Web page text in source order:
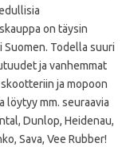
on täysin
Todella suuri
ja vanhemmat
ja mopoon
löytyy mm. seuraavia
Dunlop, Heidenau,
Sava, Vee Rubber!